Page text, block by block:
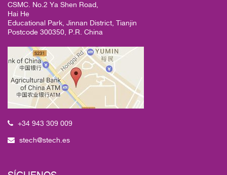
CSMC. No.2 Ya Shen Road,
Hai He
Educational Park, Jinnan District, Tianjin
Postcode 300350, P.R. China
+34 943 309 009
stech@stech.es